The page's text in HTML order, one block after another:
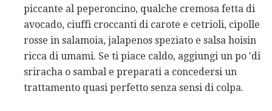
piccante al peperoncino, qualche cremosa fetta di
avocado, ciuffi croccanti di carote e cetrioli, cipolle
rosse in salamoia, jalapenos speziato e salsa hoisin
ricca di umami. Se ti piace caldo, aggiungi un po 'di
sriracha o sambal e preparati a concedersi un
trattamento quasi perfetto senza sensi di colpa.